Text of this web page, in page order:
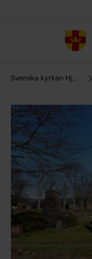
Svenska kyrkan Hjärnarp-Tåstarp